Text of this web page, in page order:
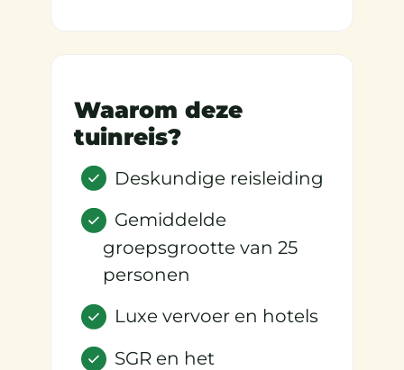
Waarom deze
tuinreis?
Deskundige reisleiding
Gemiddelde
groepsgrootte van 25
personen
Luxe vervoer en hotels
SGR en het